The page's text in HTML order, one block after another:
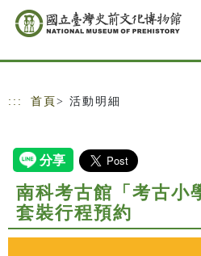
跳到主要內容
網站導覽
::: 首頁 > 活動明細
南科考古館「考古小
套裝行程預約